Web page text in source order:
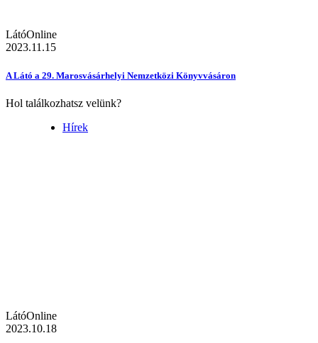
LátóOnline
2023.11.15
A Látó a 29. Marosvásárhelyi Nemzetközi Könyvvásáron
Hol találkozhatsz velünk?
Hírek
LátóOnline
2023.10.18